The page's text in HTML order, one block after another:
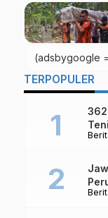
(adsbygoogle
TERPOPULER